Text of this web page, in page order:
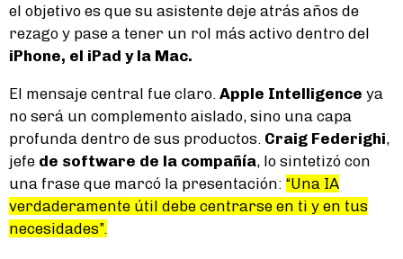
el objetivo es que su asistente deje atrás años de
rezago y pase a tener un rol más activo dentro del
iPhone, el iPad y la Mac.
El mensaje central fue claro. Apple Intelligence ya
no será un complemento aislado, sino una capa
profunda dentro de sus productos. Craig Federighi,
jefe de software de la compañía, lo sintetizó con
una frase que marcó la presentación: “Una IA
verdaderamente útil debe centrarse en ti y en tus
necesidades”.